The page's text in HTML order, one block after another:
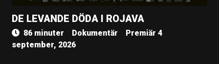
DE LEVANDE DÖDA I ROJAVA
86 minuter Dokumentär
Premiär 4
september, 2026